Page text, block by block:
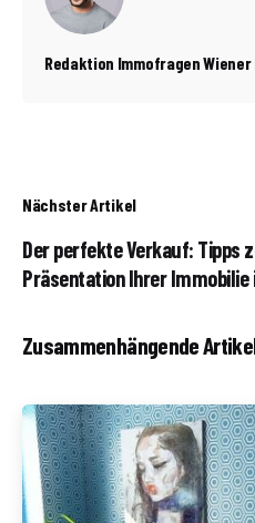
Redaktion Immofragen
Nächster Artikel
Der perfekte Verkauf: Tipps
Präsentation Ihrer Immobilie
Zusammenhängende